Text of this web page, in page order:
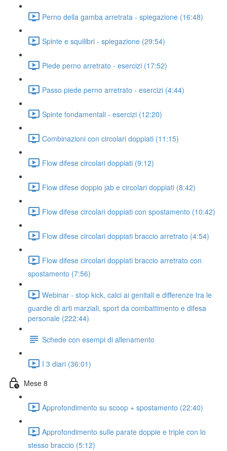
Perno della gamba arretrata - spiegazione (16:48)
Spinte e squilibri - spiegazione (29:54)
Piede perno arretrato - esercizi (17:52)
Passo piede perno arretrato - esercizi (4:44)
Spinte fondamentali - esercizi (12:20)
Combinazioni con circolari doppiati (11:15)
Flow difese circolari doppiati (9:12)
Flow difese doppio jab e circolari doppiati (8:42)
Flow difese circolari doppiati con spostamento (10:42)
Flow difese circolari doppiati braccio arretrato (4:54)
Flow difese circolari doppiati braccio arretrato con
spostamento (7:56)
Webinar - stop kick, calci ai genitali e differenze tra le
guardie di arti marziali, sport da combattimento e difesa
personale (222:44)
Schede con esempi di allenamento
I 3 diari (36:01)
Mese 8
Approfondimento su scoop + spostamento (22:40)
Approfondimento sulle parate doppie e triple con lo
stesso braccio (5:12)